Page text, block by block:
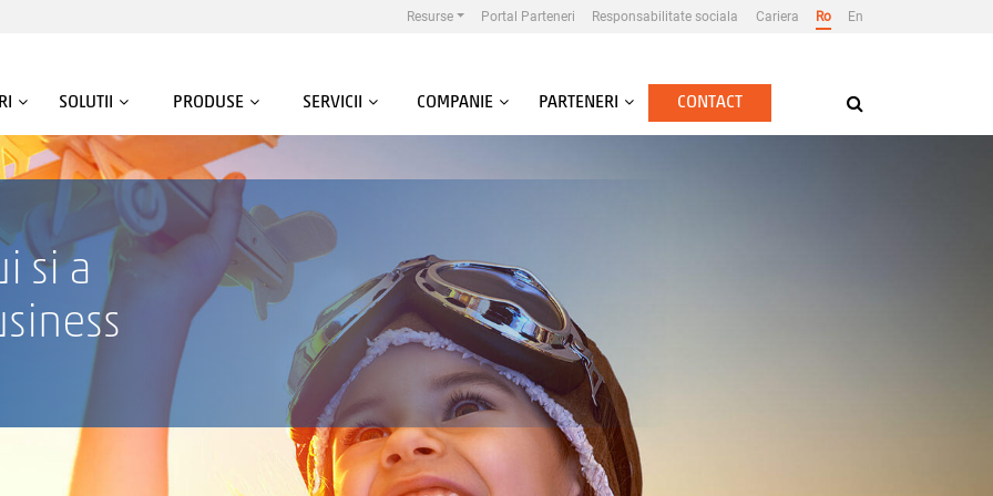
Resurse Portal Parteneri Responsabilitate sociala Cariera Ro En
SOLUTII PRODUSE SERVICII COMPANIE PARTENERI CONTACT
si a